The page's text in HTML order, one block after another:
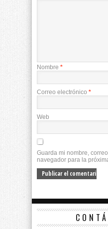
Nombre *
Correo electrónico *
Web
Guarda mi nombre,
navegador para la